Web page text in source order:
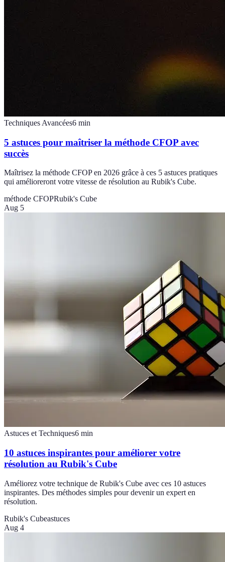
Techniques Avancées6 min
5 astuces pour maîtriser la méthode CFOP avec
succès
Maîtrisez la méthode CFOP en 2026 grâce à ces 5 astuces pratiques
qui amélioreront votre vitesse de résolution au Rubik's Cube.
méthode CFOPRubik's Cube
Aug 5
Astuces et Techniques6 min
10 astuces inspirantes pour améliorer votre
résolution au Rubik's Cube
Améliorez votre technique de Rubik's Cube avec ces 10 astuces
inspirantes. Des méthodes simples pour devenir un expert en
résolution.
Rubik's Cubeastuces
Aug 4